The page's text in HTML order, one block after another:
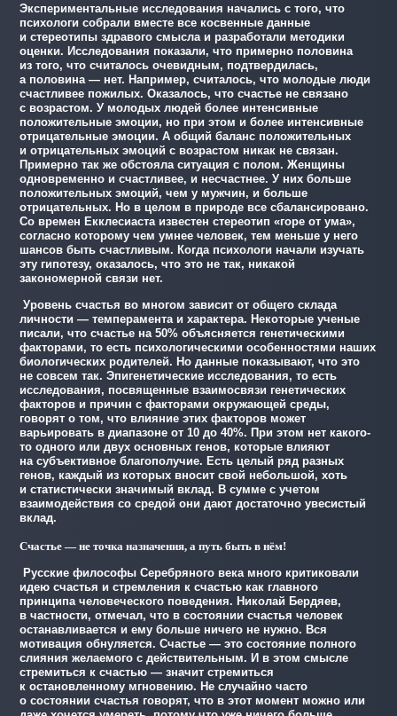
Экспериментальные исследования начались с того, что
психологи собрали вместе все косвенные данные
и стереотипы здравого смысла и разработали методики
оценки. Исследования показали, что примерно половина
из того, что считалось очевидным, подтвердилась,
а половина — нет. Например, считалось, что молодые люди
счастливее пожилых. Оказалось, что счастье не связано
с возрастом. У молодых людей более интенсивные
положительные эмоции, но при этом и более интенсивные
отрицательные эмоции. А общий баланс положительных
и отрицательных эмоций с возрастом никак не связан.
Примерно так же обстояла ситуация с полом. Женщины
одновременно и счастливее, и несчастнее. У них больше
положительных эмоций, чем у мужчин, и больше
отрицательных. Но в целом в природе все сбалансировано.
Со времен Екклесиаста известен стереотип «горе от ума»,
согласно которому чем умнее человек, тем меньше у него
шансов быть счастливым. Когда психологи начали изучать
эту гипотезу, оказалось, что это не так, никакой
закономерной связи нет.
Уровень счастья во многом зависит от общего склада
личности — темперамента и характера. Некоторые ученые
писали, что счастье на 50% объясняется генетическими
факторами, то есть психологическими особенностями наших
биологических родителей. Но данные показывают, что это
не совсем так. Эпигенетические исследования, то есть
исследования, посвященные взаимосвязи генетических
факторов и причин с факторами окружающей среды,
говорят о том, что влияние этих факторов может
варьировать в диапазоне от 10 до 40%. При этом нет какого-
то одного или двух основных генов, которые влияют
на субъективное благополучие. Есть целый ряд разных
генов, каждый из которых вносит свой небольшой, хоть
и статистически значимый вклад. В сумме с учетом
взаимодействия со средой они дают достаточно увесистый
вклад.
Счастье — не точка назначения, а путь быть в нём!
Русские философы Серебряного века много критиковали
идею счастья и стремления к счастью как главного
принципа человеческого поведения. Николай Бердяев,
в частности, отмечал, что в состоянии счастья человек
останавливается и ему больше ничего не нужно. Вся
мотивация обнуляется. Счастье — это состояние полного
слияния желаемого с действительным. И в этом смысле
стремиться к счастью — значит стремиться
к остановленному мгновению. Не случайно часто
о состоянии счастья говорят, что в этот момент можно или